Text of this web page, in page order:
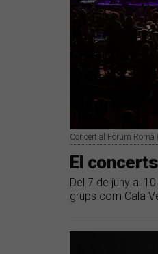
Concert al Fòrum
El
Del 7 de juny al
grups com Cala